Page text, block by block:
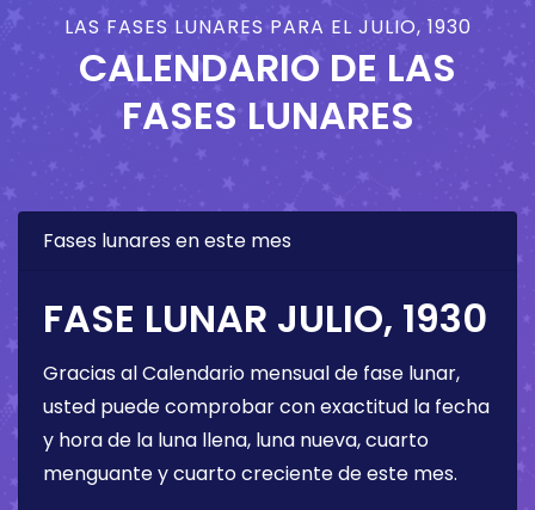
LAS FASES LUNARES PARA EL JULIO, 1930
CALENDARIO DE LAS
FASES LUNARES
Fases lunares en este mes
FASE LUNAR JULIO, 1930
Gracias al Calendario mensual de fase lunar,
usted puede comprobar con exactitud la fecha
y hora de la luna llena, luna nueva, cuarto
menguante y cuarto creciente de este mes.